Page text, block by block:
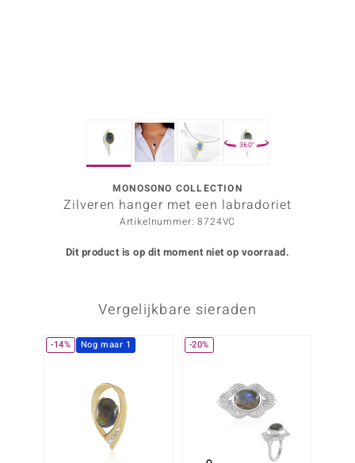
360°
MONOSONO COLLECTION
Zilveren hanger met een labradoriet
Artikelnummer: 8724VC
Dit product is op dit moment niet op voorraad.
Vergelijkbare sieraden
-14% Nog maar 1 -20%